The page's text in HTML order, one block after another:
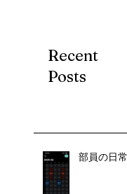
Recent
Posts
部員の日常